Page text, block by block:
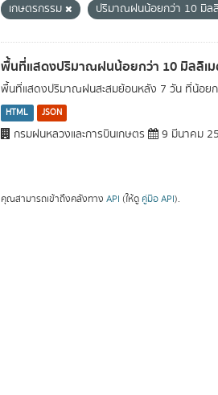
เกษตรกรรม
ปริมาณฝนน้อยกว่า 10 มิล
พื้นที่แสดงปริมาณฝนน้อยกว่า 10 มิลลิเ
พื้นที่แสดงปริมาณฝนสะสมย้อนหลัง 7 วัน ที่น้อยก
HTML JSON
กรมฝนหลวงและการบินเกษตร 9 มีนาคม
คุณสามารถเข้าถึงคลังทาง API (ให้ดู คู่มือ API).